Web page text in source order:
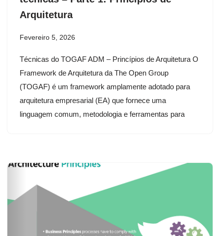
Arquitetura
Fevereiro 5, 2026
Técnicas do TOGAF ADM – Princípios de Arquitetura O
Framework de Arquitetura da The Open Group
(TOGAF) é um framework amplamente adotado para
arquitetura empresarial (EA) que fornece uma
linguagem comum, metodologia e ferramentas para